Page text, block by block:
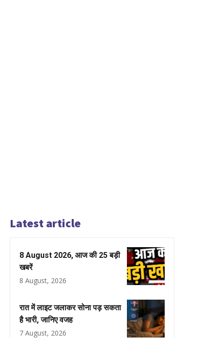
Latest article
8 August 2026, आज की 25 बड़ी
खबरें
8 August, 2026
रात में लाइट जलाकर सोना पड़ सकता
है भारी, जानिए वजह
7 August, 2026